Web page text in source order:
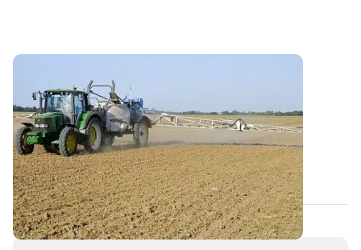
Prosulfocarbe : bien respecter les règles
d’application pour désherber les céréales
Depuis 2017, l’utilisation de matériels antidérive
homologués est obligatoire pour...
16 OCT. 2025